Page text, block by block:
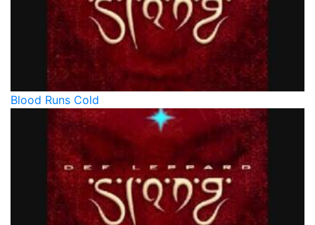
Blood Runs Cold